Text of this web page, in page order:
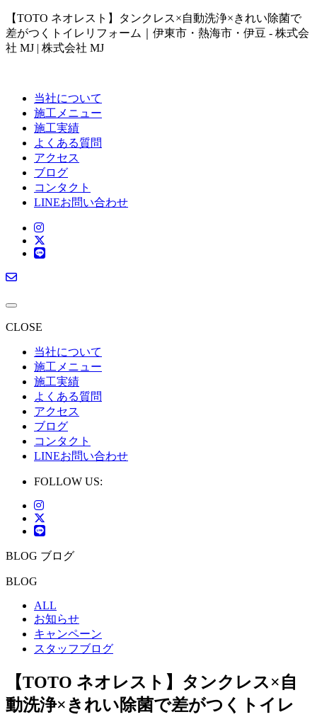
【TOTO ネオレスト】タンクレス×自動洗浄×きれい除菌で
差がつくトイレリフォーム｜伊東市・熱海市・伊豆 - 株式会
社 MJ | 株式会社 MJ
当社について
施工メニュー
施工実績
よくある質問
アクセス
ブログ
コンタクト
LINEお問い合わせ
CLOSE
当社について
施工メニュー
施工実績
よくある質問
アクセス
ブログ
コンタクト
LINEお問い合わせ
FOLLOW US:
BLOG ブログ
BLOG
ALL
お知らせ
キャンペーン
スタッフブログ
【TOTO ネオレスト】タンクレス×自
動洗浄×きれい除菌で差がつくトイレ